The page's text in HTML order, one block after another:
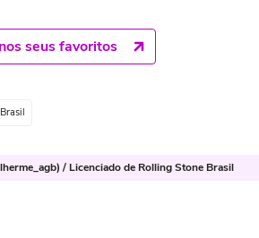
seus favoritos
/ Licenciado de Rolling Stone Brasil